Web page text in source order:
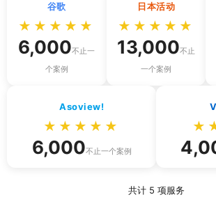
谷歌
★★★★★
6,000不止一
个案例
日本活动
★★★★★
13,000不止
一个案例
Asoview!
★★★★★
6,000不止一个案例
共计 5 项服务